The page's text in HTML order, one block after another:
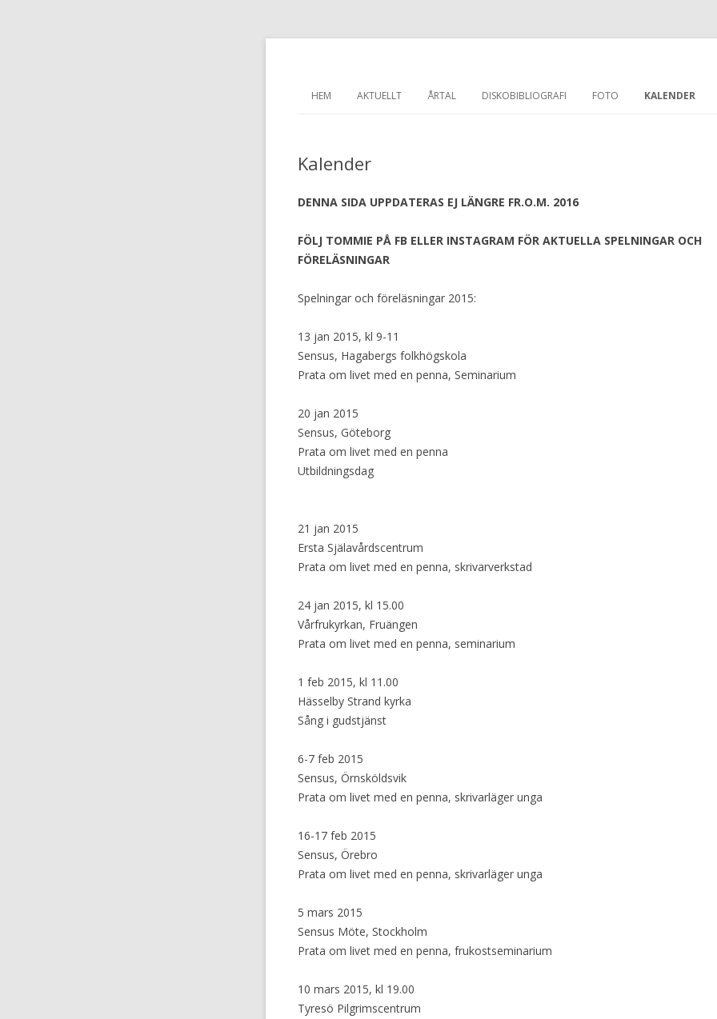
HEM AKTUELLT ÅRTAL DISKOBIBLIOGRAFI FOTO KALENDER
Kalender
DENNA SIDA UPPDATERAS EJ LÄNGRE FR.O.M. 2016
FÖLJ TOMMIE PÅ FB ELLER INSTAGRAM FÖR AKTUELLA SPELNINGAR OCH
FÖRELÄSNINGAR
Spelningar och föreläsningar 2015:
13 jan 2015, kl 9-11
Sensus, Hagabergs folkhögskola
Prata om livet med en penna, Seminarium
20 jan 2015
Sensus, Göteborg
Prata om livet med en penna
Utbildningsdag
21 jan 2015
Ersta Själavårdscentrum
Prata om livet med en penna, skrivarverkstad
24 jan 2015, kl 15.00
Vårfrukyrkan, Fruängen
Prata om livet med en penna, seminarium
1 feb 2015, kl 11.00
Hässelby Strand kyrka
Sång i gudstjänst
6-7 feb 2015
Sensus, Örnsköldsvik
Prata om livet med en penna, skrivarläger unga
16-17 feb 2015
Sensus, Örebro
Prata om livet med en penna, skrivarläger unga
5 mars 2015
Sensus Möte, Stockholm
Prata om livet med en penna, frukostseminarium
10 mars 2015, kl 19.00
Tyresö Pilgrimscentrum